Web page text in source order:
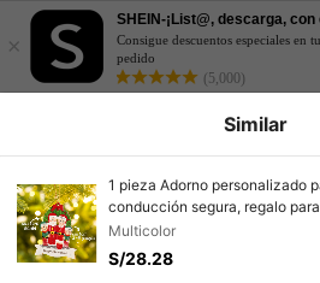
×
SHEIN-¡List@, descarga, con
Consigue descuentos especiales en
pedido
(5,000)
Similar
1 pieza Adorno personalizado
conducción segura, regalo
para el Día del Padre,
madera, personalizado con los
familia, decoraciones
Multicolor
S/28.28